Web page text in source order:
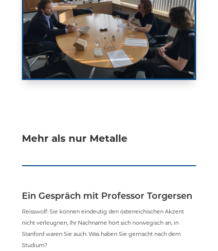
Mehr als nur Metalle
Ein Gespräch mit Professor Torgersen
Reisswolf: Sie können eindeutig den österreichischen Akzent
nicht verleugnen, Ihr Nachname hört sich norwegisch an, in
Stanford waren Sie auch. Was haben Sie gemacht nach dem
Studium?